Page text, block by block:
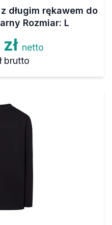
długim rękawem do
Rozmiar: L
netto
brutto